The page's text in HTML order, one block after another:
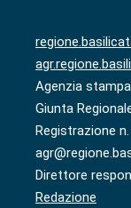
Agenzia
Giunta
Registrazione
Direttore
Redazione